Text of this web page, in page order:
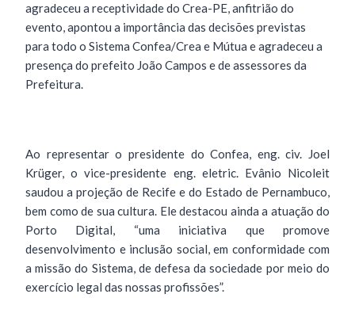
agradeceu a receptividade do Crea-PE, anfitrião do
evento, apontou a importância das decisões previstas
para todo o Sistema Confea/Crea e Mútua e agradeceu a
presença do prefeito João Campos e de assessores da
Prefeitura.
Ao representar o presidente do Confea, eng. civ. Joel
Krüger, o vice-presidente eng. eletric. Evânio Nicoleit
saudou a projeção de Recife e do Estado de Pernambuco,
bem como de sua cultura. Ele destacou ainda a atuação do
Porto Digital, “uma iniciativa que promove
desenvolvimento e inclusão social, em conformidade com
a missão do Sistema, de defesa da sociedade por meio do
exercício legal das nossas profissões”.